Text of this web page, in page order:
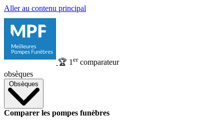
Aller au contenu principal
🏆 1 ercomparateur
obsèques
Obsèques
Comparer les pompes funèbres